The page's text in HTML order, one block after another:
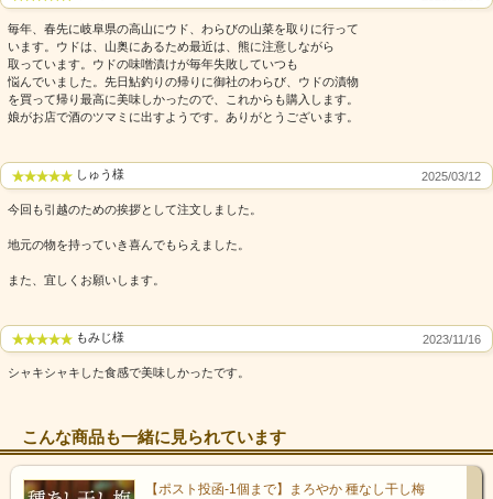
毎年、春先に岐阜県の高山にウド、わらびの山菜を取りに行って
います。ウドは、山奥にあるため最近は、熊に注意しながら
取っています。ウドの味噌漬けが毎年失敗していつも
悩んでいました。先日鮎釣りの帰りに御社のわらび、ウドの漬物
を買って帰り最高に美味しかったので、これからも購入します。
娘がお店で酒のツマミに出すようです。ありがとうございます。
しゅう様 2025/03/12
今回も引越のための挨拶として注文しました。
地元の物を持っていき喜んでもらえました。
また、宜しくお願いします。
もみじ様 2023/11/16
シャキシャキした食感で美味しかったです。
こんな商品も一緒に見られています
【ポスト投函-1個まで】まろやか 種なし干し梅